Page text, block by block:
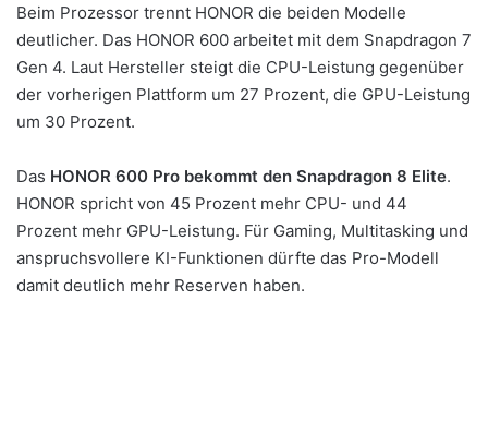
Beim Prozessor trennt HONOR die beiden Modelle
deutlicher. Das HONOR 600 arbeitet mit dem Snapdragon 7
Gen 4. Laut Hersteller steigt die CPU-Leistung gegenüber
der vorherigen Plattform um 27 Prozent, die GPU-Leistung
um 30 Prozent.
Das HONOR 600 Pro bekommt den Snapdragon 8 Elite.
HONOR spricht von 45 Prozent mehr CPU- und 44
Prozent mehr GPU-Leistung. Für Gaming, Multitasking und
anspruchsvollere KI-Funktionen dürfte das Pro-Modell
damit deutlich mehr Reserven haben.